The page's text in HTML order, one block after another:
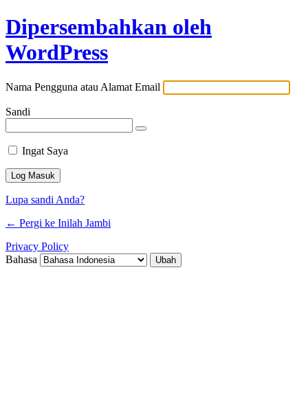
Dipersembahkan oleh
WordPress
Nama Pengguna atau Alamat Email
Sandi
Ingat Saya
Lupa sandi Anda?
← Pergi ke Inilah Jambi
Privacy Policy
Bahasa